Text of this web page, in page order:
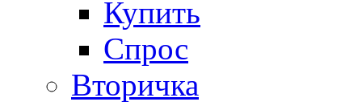
Купить
Спрос
Вторичка